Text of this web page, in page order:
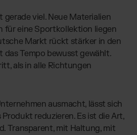
gerade viel. Neue Materialien
für eine Sportkollektion liegen
Markt rückt stärker in den
das Tempo bewusst gewählt.
als in alle Richtungen
ausmacht, lässt sich
reduzieren. Es ist die Art,
Transparent, mit Haltung, mit